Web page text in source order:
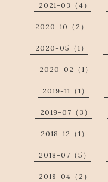
2021-03（4）
2020-10（2）
2020-05（1）
2020-02（1）
2019-11（1）
2019-07（3）
2018-12（1）
2018-07（5）
2018-04（2）